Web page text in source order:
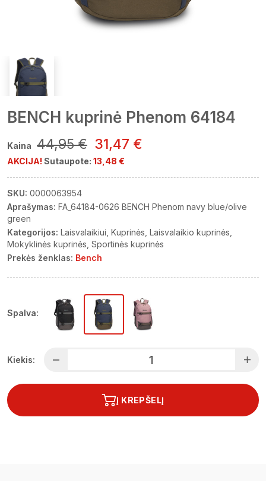
BENCH kuprinė Phenom 64184
Kaina 44,95 € 31,47 €
AKCIJA! Sutaupote: 13,48 €
SKU: 0000063954
Aprašymas: FA_64184-0626 BENCH Phenom navy blue/olive
green
Kategorijos: Laisvalaikiui Kuprinės Laisvalaikio kuprinės
Mokyklinės kuprinės Sportinės kuprinės
Prekės ženklas: Bench
Spalva:
Kiekis:
Į KREPŠELĮ